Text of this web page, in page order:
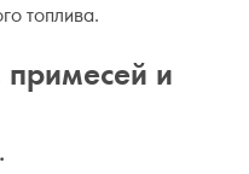
топлива.
примесей и